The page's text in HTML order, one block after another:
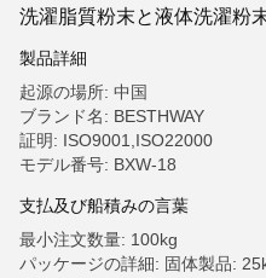
洗濯脂質粉末と液体洗濯粉
製品詳細
起源の場所: 中国
ブランド名: BESTHWAY
証明: ISO9001,ISO22000
モデル番号: BXW-18
支払及び船積みの言葉
最小注文数量: 100kg
パッケージの詳細: 固体製品: